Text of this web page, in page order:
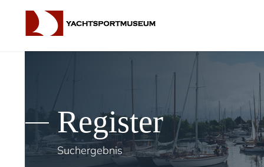
Register
Suchergebnis